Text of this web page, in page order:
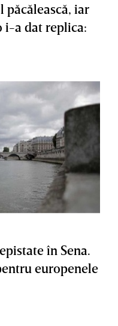
păcălească, iar
i-a dat replica:
în Sena.
europenele